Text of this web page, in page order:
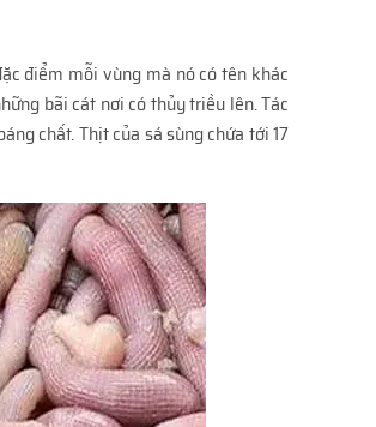
điểm mỗi vùng mà nó có tên khác
bãi cát nơi có thủy triều lên. Tác
chất. Thịt của sá sùng chứa tới 17